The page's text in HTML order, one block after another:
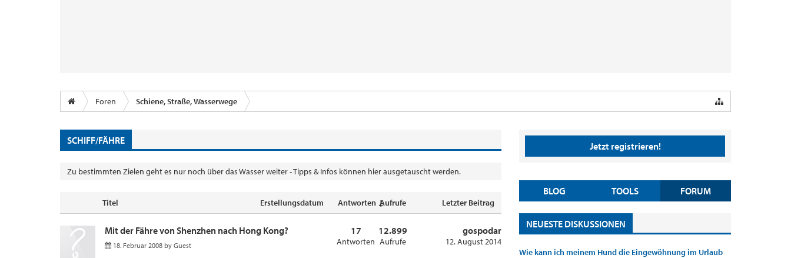
Foren Schiene, Straße, Wasserwege
SCHIFF/FÄHRE
Zu bestimmten Zielen geht es nur noch über das Wasser weiter - Tipps & Infos können hier ausgetauscht werden.
Titel Erstellungsdatum Antworten ↓Aufrufe Letzter Beitrag
Mit der Fähre von Shenzhen nach Hong Kong?
18. Februar 2008 by Guest
17
Antworten
12.899
Aufrufe
gospodar
12. August 2014
Jetzt registrieren!
BLOG TOOLS FORUM
NEUESTE DISKUSSIONEN
Wie kann ich meinem Hund die Eingewöhnung im Urlaub